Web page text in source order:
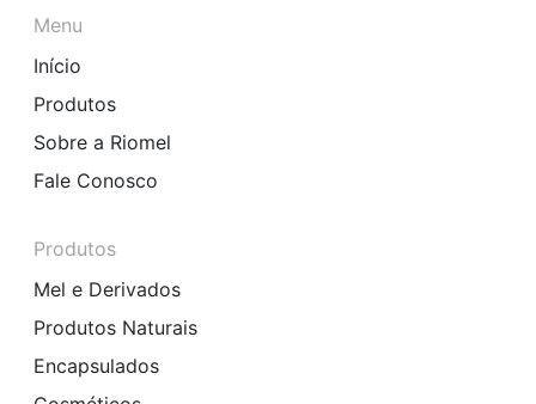
Menu
Início
Produtos
Sobre a Riomel
Fale Conosco
Produtos
Mel e Derivados
Produtos Naturais
Encapsulados